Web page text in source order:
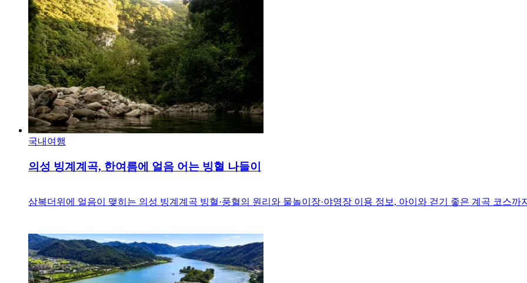
국내여행
의성 빙계계곡, 한여름에 얼음 어는 빙혈 나들이
삼복더위에 얼음이 맺히는 의성 빙계계곡 빙혈·풍혈의 원리와 물놀이장·야영장 이용 정보, 아이와 걷기 좋은 계곡 코스까